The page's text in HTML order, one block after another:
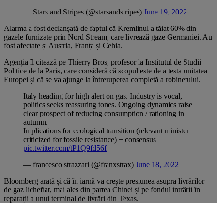
— Stars and Stripes (@starsandstripes) June 19, 2022
Alarma a fost declanșată de faptul că Kremlinul a tăiat 60% din
gazele furnizate prin Nord Stream, care livrează gaze Germaniei. Au
fost afectate și Austria, Franța și Cehia.
Agenția îl citează pe Thierry Bros, profesor la Institutul de Studii
Politice de la Paris, care consideră că scopul este de a testa unitatea
Europei și că se va ajunge la întreruperea completă a robinetului.
Italy heading for high alert on gas. Industry is vocal,
politics seeks reassuring tones. Ongoing dynamics raise
clear prospect of reducing consumption / rationing in
autumn.
Implications for ecological transition (relevant minister
criticized for fossile resistance) + consensus
pic.twitter.com/tP1Q9fd56f
— francesco strazzari (@franxstrax) June 18, 2022
Bloomberg arată și că în iarnă va crește presiunea asupra livrărilor
de gaz lichefiat, mai ales din partea Chinei și pe fondul intrării în
reparații a unui terminal de livrări din Texas.